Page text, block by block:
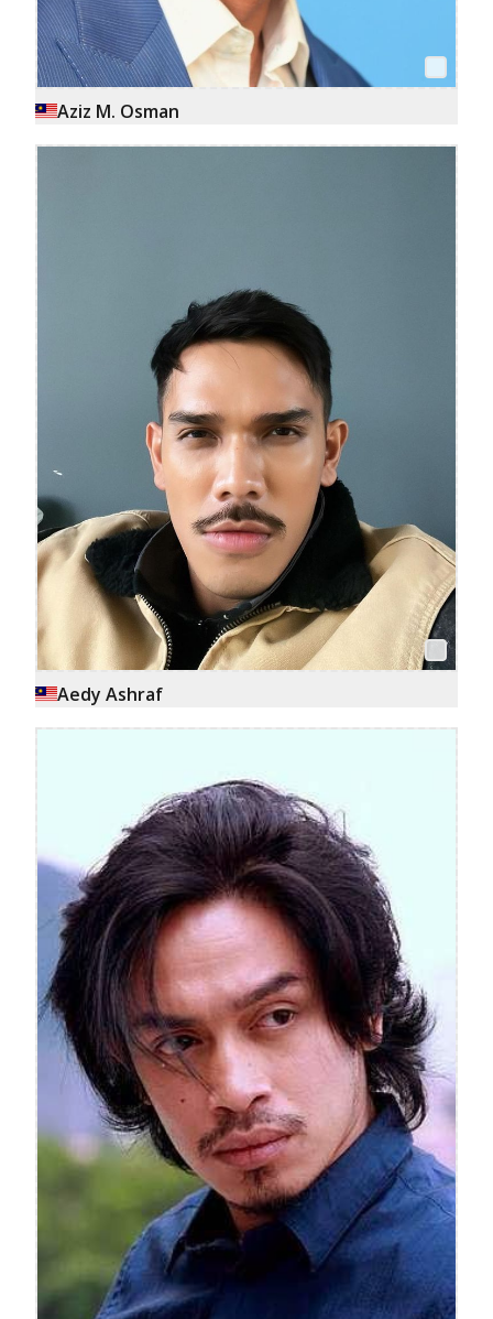
Aziz M. Osman
Aedy Ashraf